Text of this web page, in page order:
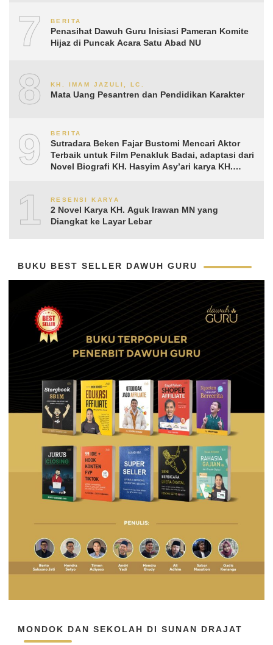
7 BERITA
Penasihat Dawuh Guru Inisiasi Pameran Komite
Hijaz di Puncak Acara Satu Abad NU
8 KH. IMAM JAZULI, LC.
Mata Uang Pesantren dan Pendidikan Karakter
9 BERITA
Sutradara Beken Fajar Bustomi Mencari Aktor
Terbaik untuk Film Penakluk Badai, adaptasi dari
Novel Biografi KH. Hasyim Asy’ari karya KH.
10RESENSI KARYA
2 Novel Karya KH. Aguk Irawan MN yang
Diangkat ke Layar Lebar
BUKU BEST SELLER DAWUH GURU
MONDOK DAN SEKOLAH DI SUNAN DRAJAT